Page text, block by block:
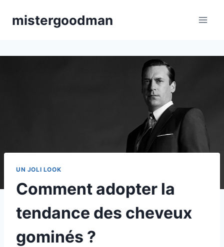
mistergoodman
UN JOLI LOOK
Comment adopter la
tendance des cheveux
gominés ?